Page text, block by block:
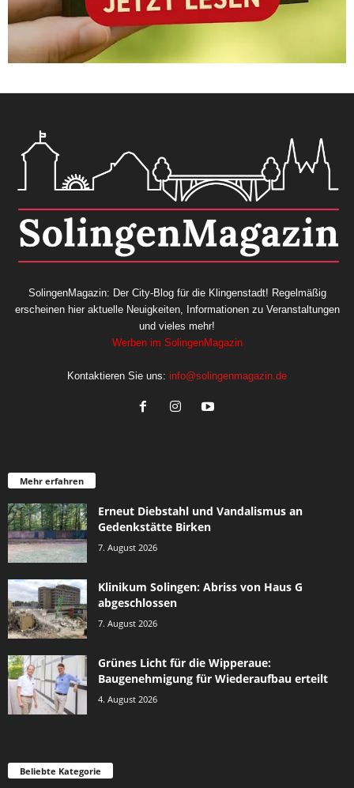
SolingenMagazin: Der City-Blog für die Klingenstadt! Regelmäßig
erscheinen hier aktuelle Neuigkeiten, Informationen zu Veranstaltungen
und vieles mehr!
Werben im SolingenMagazin
Kontaktieren Sie uns: info@solingenmagazin.de
Mehr erfahren
Erneut Diebstahl und Vandalismus an
Gedenkstätte Birken
7. August 2026
Klinikum Solingen: Abriss von Haus G
abgeschlossen
7. August 2026
Grünes Licht für die Wipperaue:
Baugenehmigung für Wiederaufbau erteilt
4. August 2026
Beliebte Kategorie